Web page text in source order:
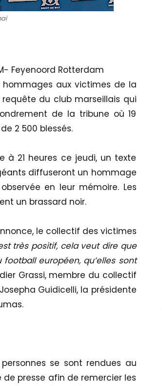
Feyenoord Rotterdam
aux victimes de la
requête du club marseillais qui
de la tribune où 19
2 500 blessés.
à 21 heures ce jeudi, un texte
diffuseront un hommage
en leur mémoire. Les
un brassard noir.
le collectif des victimes
très positif, cela veut dire que
européen, qu’elles sont
Grassi, membre du collectif
Guidicelli, la présidente
se sont rendues au
presse afin de remercier les